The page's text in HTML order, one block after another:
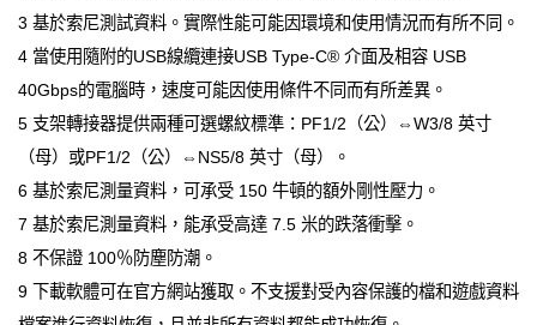
3 基於索尼測試資料。實際性能可能因環境和使用情況而有所不同。
4 當使用隨附的USB線纜連接USB Type-C® 介面及相容 USB
40Gbps的電腦時，速度可能因使用條件不同而有所差異。
5 支架轉接器提供兩種可選螺紋標準：PF1/2（公）⇔W3/8 英寸
（母）或PF1/2（公）⇔NS5/8 英寸（母）。
6 基於索尼測量資料，可承受 150 牛頓的額外剛性壓力。
7 基於索尼測量資料，能承受高達 7.5 米的跌落衝擊。
8 不保證 100％防塵防潮。
9 下載軟體可在官方網站獲取。不支援對受內容保護的檔和遊戲資料